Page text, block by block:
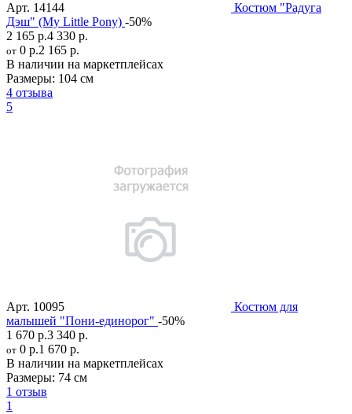
Арт. 14144
Костюм "Радуга
Дэш" (My Little Pony) -50%
2 165 р.4 330 р.
от 0 р.2 165 р.
В наличии на маркетплейсах
Размеры: 104 см
4 отзыва
5
Арт. 10095
Костюм для
малышей "Пони-единорог" -50%
1 670 р.3 340 р.
от 0 р.1 670 р.
В наличии на маркетплейсах
Размеры: 74 см
1 отзыв
1